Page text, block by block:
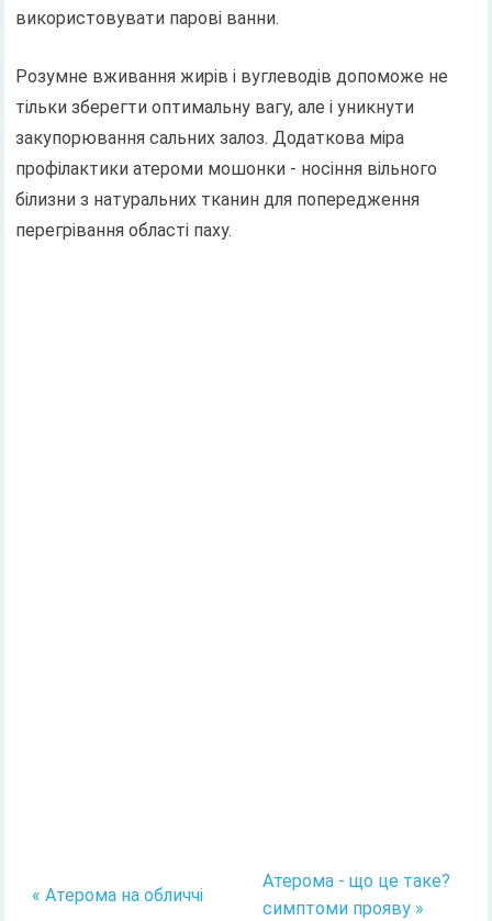
використовувати парові ванни.
Розумне вживання жирів і вуглеводів допоможе не
тільки зберегти оптимальну вагу, але і уникнути
закупорювання сальних залоз. Додаткова міра
профілактики атероми мошонки - носіння вільного
білизни з натуральних тканин для попередження
перегрівання області паху.
« Атерома на обличчі
Атерома - що це таке?
симптоми прояву »